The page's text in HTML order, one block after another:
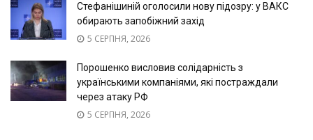
Стефанішиній оголосили нову підозру: у ВАКС
обирають запобіжний захід
5 СЕРПНЯ, 2026
Порошенко висловив солідарність з
українськими компаніями, які постраждали
через атаку РФ
5 СЕРПНЯ, 2026